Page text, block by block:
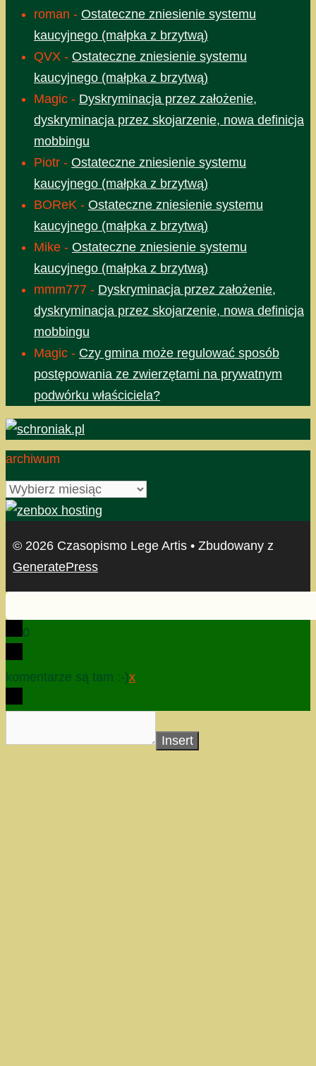
roman - Ostateczne zniesienie systemu
kaucyjnego (małpka z brzytwą)
QVX - Ostateczne zniesienie systemu
kaucyjnego (małpka z brzytwą)
Magic - Dyskryminacja przez założenie,
dyskryminacja przez skojarzenie, nowa definicja
mobbingu
Piotr - Ostateczne zniesienie systemu
kaucyjnego (małpka z brzytwą)
BOReK - Ostateczne zniesienie systemu
kaucyjnego (małpka z brzytwą)
Mike - Ostateczne zniesienie systemu
kaucyjnego (małpka z brzytwą)
mmm777 - Dyskryminacja przez założenie,
dyskryminacja przez skojarzenie, nowa definicja
mobbingu
Magic - Czy gmina może regulować sposób
postępowania ze zwierzętami na prywatnym
podwórku właściciela?
archiwum
archiwum
© 2026 Czasopismo Lege Artis • Zbudowany z
GeneratePress
0
komentarze są tam :-)x
Insert